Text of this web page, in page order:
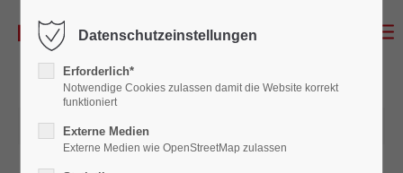
02.07.2018 14:27
Datenschutzeinstellungen
Erforderlich*
Notwendige Cookies zulassen damit die Website korrekt
funktioniert
Externe Medien
Externe Medien wie OpenStreetMap zulassen